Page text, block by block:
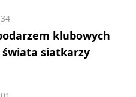
klubowych
siatkarzy